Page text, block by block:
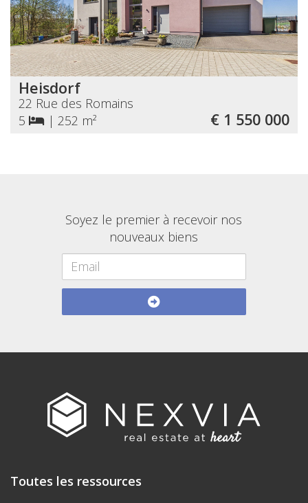
Heisdorf
22 Rue des Romains
5
| 252 m² € 1 550 000
Soyez le premier à recevoir nos
nouveaux biens
Toutes les ressources